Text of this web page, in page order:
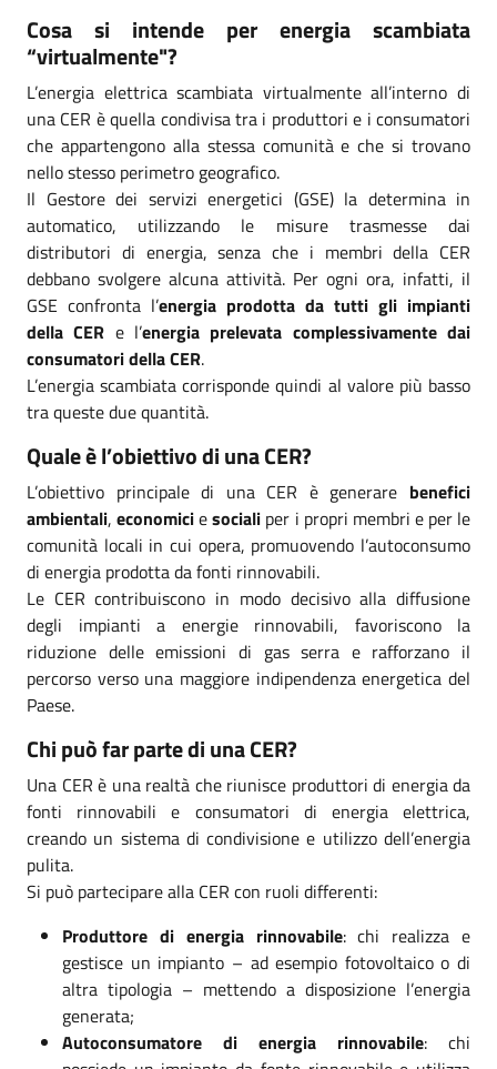
Cosa si intende per energia scambiata
“virtualmente"?
L’energia elettrica scambiata virtualmente all’interno di
una CER è quella condivisa tra i produttori e i consumatori
che appartengono alla stessa comunità e che si trovano
nello stesso perimetro geografico.
Il Gestore dei servizi energetici (GSE) la determina in
automatico, utilizzando le misure trasmesse dai
distributori di energia, senza che i membri della CER
debbano svolgere alcuna attività. Per ogni ora, infatti, il
GSE confronta l’energia prodotta da tutti gli impianti
della CER e l’energia prelevata complessivamente dai
consumatori della CER.
L’energia scambiata corrisponde quindi al valore più basso
tra queste due quantità.
Quale è l’obiettivo di una CER?
L’obiettivo principale di una CER è generare benefici
ambientali,economiciesociali per i propri membri e per le
comunità locali in cui opera, promuovendo l’autoconsumo
di energia prodotta da fonti rinnovabili.
Le CER contribuiscono in modo decisivo alla diffusione
degli impianti a energie rinnovabili, favoriscono la
riduzione delle emissioni di gas serra e rafforzano il
percorso verso una maggiore indipendenza energetica del
Paese.
Chi può far parte di una CER?
Una CER è una realtà che riunisce produttori di energia da
fonti rinnovabili e consumatori di energia elettrica,
creando un sistema di condivisione e utilizzo dell’energia
pulita.
Si può partecipare alla CER con ruoli differenti:
Produttore di energia rinnovabile: chi realizza e
gestisce un impianto – ad esempio fotovoltaico o di
altra tipologia – mettendo a disposizione l’energia
generata;
Autoconsumatore di energia rinnovabile: chi